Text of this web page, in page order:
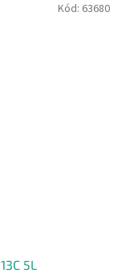
5L
Kód: 63680